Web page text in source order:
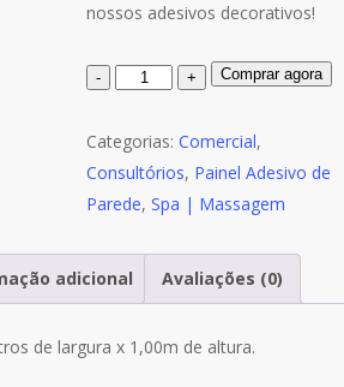
nossos adesivos decorativos!
Quantidade
Painel
Adesivo
Consultório
Massagem
Comprar agora
Categorias: Comercial,
Consultórios, Painel Adesivo de
Parede, Spa | Massagem
adicional Avaliações (0)
de largura x 1,00m de altura.